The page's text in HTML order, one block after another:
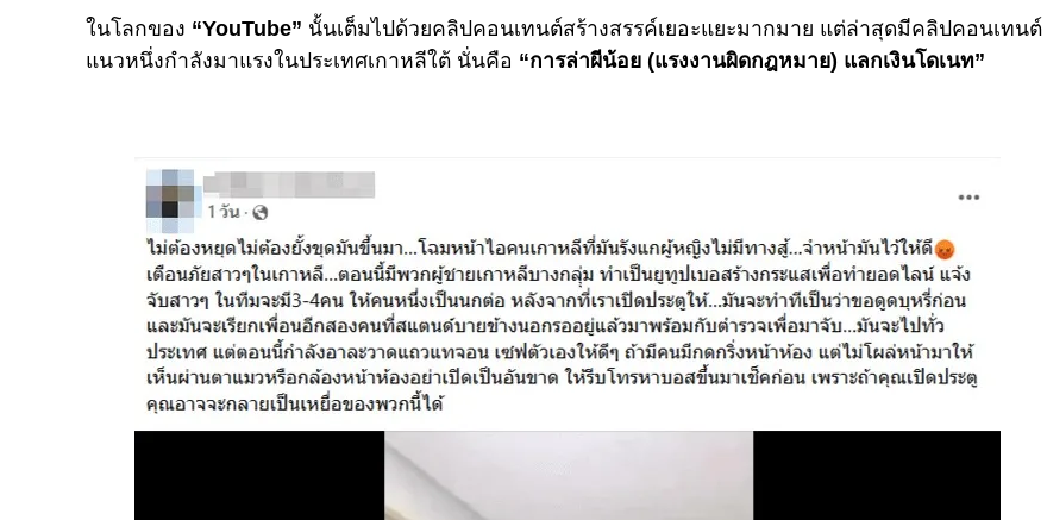
ในโลกของ “YouTube” นั้นเต็มไปด้วยคลิปคอนเทนต์สร้างสรรค์เยอะแยะมากมาย แต่ล่าสุดมีคลิปคอนเทนต์
แนวหนึ่งกำลังมาแรงในประเทศเกาหลีใต้ นั่นคือ “การล่าผีน้อย (แรงงานผิดกฎหมาย) แลกเงินโดเนท”